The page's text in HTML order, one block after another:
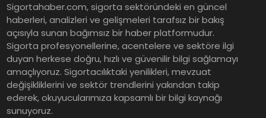
Sigortahaber.com, sigorta sektöründeki en güncel
haberleri, analizleri ve gelişmeleri tarafsız bir bakış
açısıyla sunan bağımsız bir haber platformudur.
Sigorta profesyonellerine, acentelere ve sektöre ilgi
duyan herkese doğru, hızlı ve güvenilir bilgi sağlamayı
amaçlıyoruz. Sigortacılıktaki yenilikleri, mevzuat
değişikliklerini ve sektör trendlerini yakından takip
ederek, okuyucularımıza kapsamlı bir bilgi kaynağı
sunuyoruz.